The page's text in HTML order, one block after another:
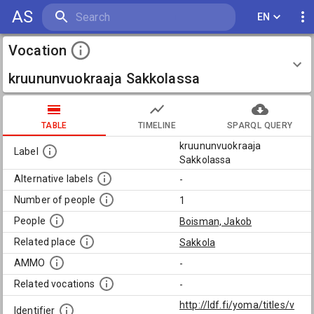
AS EN
Vocation
kruununvuokraaja Sakkolassa
TABLE TIMELINE SPARQL QUERY
Label
kruununvuokraaja
Sakkolassa
Alternative labels
-
Number of people
1
People
Boisman, Jakob
Related place
Sakkola
AMMO
-
Related vocations
-
Identifier
http://ldf.fi/yoma/titles/v